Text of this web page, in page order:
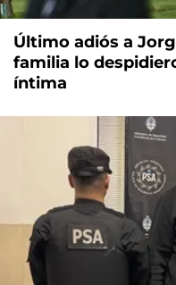
Último adiós a
familia lo
íntima